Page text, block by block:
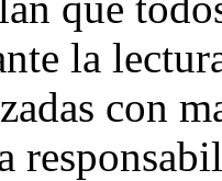
la
con